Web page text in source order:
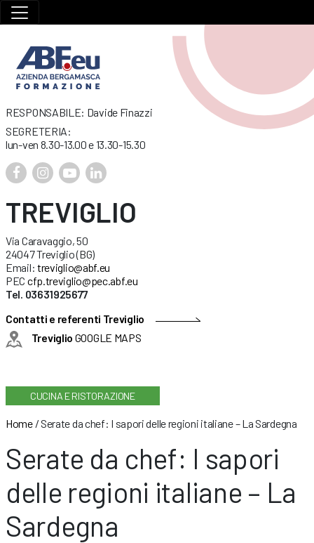
RESPONSABILE: Davide Finazzi
SEGRETERIA:
lun-ven 8.30-13.00 e 13.30-15.30
TREVIGLIO
Via Caravaggio, 50
24047 Treviglio (BG)
Email: treviglio@abf.eu
PEC cfp.treviglio@pec.abf.eu
Tel. 03631925677
Contatti e referenti Treviglio
Treviglio GOOGLE MAPS
CUCINA E RISTORAZIONE
Home/ Serate da chef: I sapori delle regioni italiane – La Sardegna
Serate da chef: I sapori
delle regioni italiane – La
Sardegna